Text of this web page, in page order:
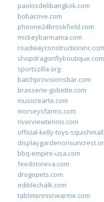
paolosdelibangkok.com
bobacove.com
phoone24brookfield.com
mickeybarmama.com
roadwayconstructioninc.com
shopdragonflyboutique.com
sportszilla.org
batchprovisionsbar.com
brasserie-gobette.com
musicrearte.com
morseysfarms.com
riverviewtennis.com
official-kelly-toys-
bbq-empire-usa.com
feedstoreva.com
drogopets.com
ediblechalk.com
tabletennisnearme.com